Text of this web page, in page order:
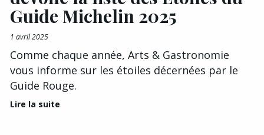
Guide Michelin 2025
1 avril 2025
Comme chaque année, Arts & Gastronomie
vous informe sur les étoiles décernées par le
Guide Rouge.
Lire la suite